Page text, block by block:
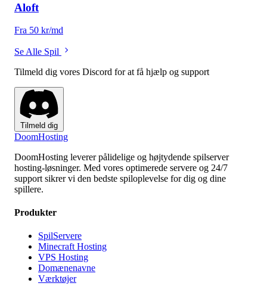
Aloft
Fra 50 kr/md
Se Alle Spil
Tilmeld dig vores Discord for at få hjælp og support
Tilmeld dig
DoomHosting
DoomHosting leverer pålidelige og højtydende spilserver
hosting-løsninger. Med vores optimerede servere og 24/7
support sikrer vi den bedste spiloplevelse for dig og dine
spillere.
Produkter
SpilServere
Minecraft Hosting
VPS Hosting
Domænenavne
Værktøjer